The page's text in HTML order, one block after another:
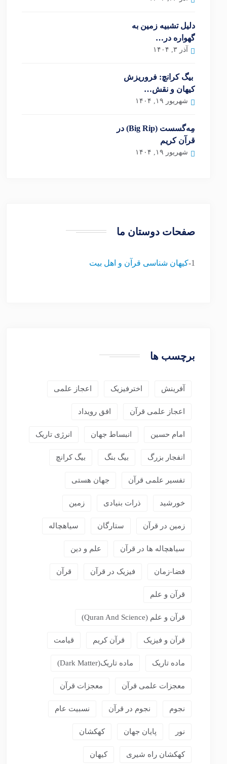
دلیل تشبیه زمین به
گهواره در…
آذر ۳, ۱۴۰۴
بیگ کرانچ: فروریزش
کیهان و نقش…
شهریور ۱۹, ۱۴۰۴
مِه‌گسست (Big Rip) در
قرآن کریم
شهریور ۱۹, ۱۴۰۴
صفحات دوستان ما
1- کیهان شناسی قرآن و اهل بیت
برچسب ها
آفرینش اخترفیزیک اعجاز علمی
اعجاز علمی قرآن افق رویداد
امام حسین انبساط جهان انرژی تاریک
انفجار بزرگ بیگ بنگ بیگ کرانچ
تفسیر علمی قرآن جهان هستی
خورشید ذرات بنیادی زمین
زمین در قرآن ستارگان سیاهچاله
سیاهچاله ها در قرآن علم و دین
فضا-زمان فیزیک در قرآن قرآن
قرآن و علم
قرآن و علم (Quran And Science)
قرآن و فیزیک قرآن کریم قیامت
ماده تاریک ماده تاریک(dark Matter)
معجزات علمی قرآن معجزات قرآن
نجوم نجوم در قرآن نسبیت عام
نور پایان جهان کهکشان
کهکشان راه شیری کیهان